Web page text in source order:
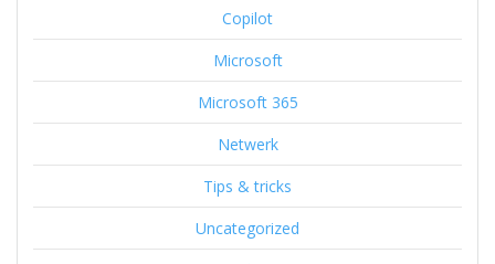
Copilot
Microsoft
Microsoft 365
Netwerk
Tips & tricks
Uncategorized